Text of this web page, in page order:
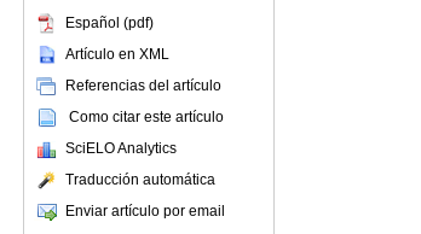
Español (pdf)
Artículo en XML
Referencias del artículo
Como citar este artículo
SciELO Analytics
Traducción automática
Enviar artículo por email